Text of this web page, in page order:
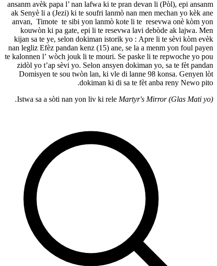
ansanm avèk papa l’ nan lafwa ki te pran
ak Senyè li a (Jezi) ki te soufri lanmò nan
anvan, Timote te sibi yon lanmò kote li
kouwòn ki pa gate, epi li te resevwa
kijan sa te ye, selon dokiman istorik yo
nan legliz Efèz pandan kenz (15) ane, se
te kalonnen l’ wòch jouk li te mouri. Se
zidòl yo t’ap sèvi yo. Selon ansyen
Domisyen te sou twòn lan, ki vle di
dokiman ki di sa te
Istwa sa a sòti nan yon liv ki rele